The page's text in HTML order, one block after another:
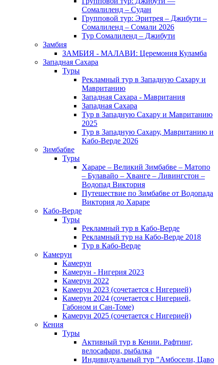
Сомалиленд – Судан
Групповой тур: Эритрея – Джибути –
Сомалиленд – Сомали 2026
Тур Cомалиленд – Джибути
Замбия
ЗАМБИЯ - МАЛАВИ: Церемония Куламба
Западная Сахара
Туры
Рекламный тур в Западную Сахару и
Мавританию
Западная Сахара - Мавритания
Западная Сахара
Тур в Западную Сахару и Мавританию
2025
Тур в Западную Сахару, Мавританию и
Кабо-Верде 2026
Зимбабве
Туры
Хараре – Великий Зимбабве – Матопо
– Булавайо – Хванге – Ливингстон –
Водопад Виктория
Путешествие по Зимбабве от Водопада
Виктория до Хараре
Кабо-Верде
Туры
Рекламный тур в Кабо-Верде
Рекламный тур на Кабо-Верде 2018
Тур в Кабо-Верде
Камерун
Камерун
Камерун - Нигерия 2023
Камерун 2022
Камерун 2023 (сочетается с Нигерией)
Камерун 2024 (сочетается с Нигерией,
Габоном и Сан-Томе)
Камерун 2025 (сочетается с Нигерией)
Кения
Туры
Активный тур в Кении. Рафтинг,
велосафари, рыбалка
Индивидуальный тур "Амбосели, Цаво